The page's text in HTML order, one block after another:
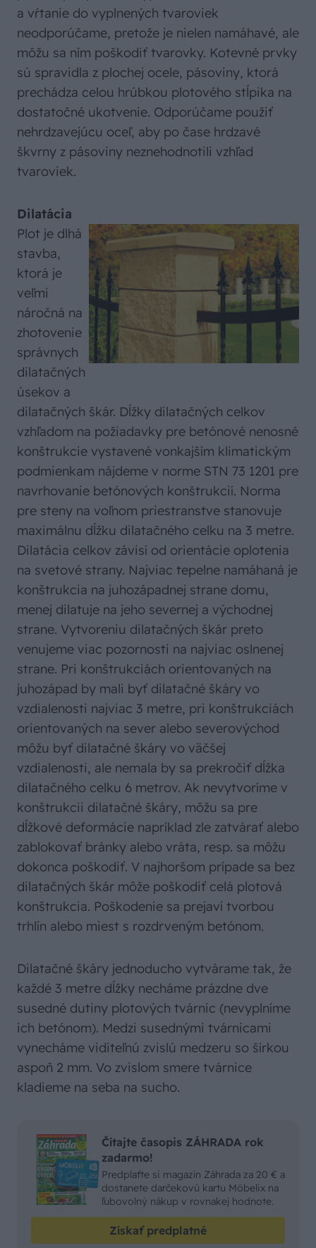
a vŕtanie do vyplnených tvaroviek
neodporúčame, pretože je nielen namáhavé, ale
môžu sa ním poškodiť tvarovky. Kotevné prvky
sú spravidla z plochej ocele, pásoviny, ktorá
prechádza celou hrúbkou plotového stĺpika na
dostatočné ukotvenie. Odporúčame použiť
nehrdzavejúcu oceľ, aby po čase hrdzavé
škvrny z pásoviny neznehodnotili vzhľad
tvaroviek.
Dilatácia
Plot je dlhá
stavba,
ktorá je
veľmi
náročná na
zhotovenie
správnych
dilatačných
úsekov a
dilatačných škár. Dĺžky dilatačných celkov
vzhľadom na požiadavky pre betónové nenosné
konštrukcie vystavené vonkajším klimatickým
podmienkam nájdeme v norme STN 73 1201 pre
navrhovanie betónových konštrukcií. Norma
pre steny na voľnom priestranstve stanovuje
maximálnu dĺžku dilatačného celku na 3 metre.
Dilatácia celkov závisí od orientácie oplotenia
na svetové strany. Najviac tepelne namáhaná je
konštrukcia na juhozápadnej strane domu,
menej dilatuje na jeho severnej a východnej
strane. Vytvoreniu dilatačných škár preto
venujeme viac pozornosti na najviac oslnenej
strane. Pri konštrukciách orientovaných na
juhozápad by mali byť dilatačné škáry vo
vzdialenosti najviac 3 metre, pri konštrukciách
orientovaných na sever alebo severovýchod
môžu byť dilatačné škáry vo väčšej
vzdialenosti, ale nemala by sa prekročiť dĺžka
dilatačného celku 6 metrov. Ak nevytvoríme v
konštrukcii dilatačné škáry, môžu sa pre
dĺžkové deformácie napríklad zle zatvárať alebo
zablokovať bránky alebo vráta, resp. sa môžu
dokonca poškodiť. V najhoršom prípade sa bez
dilatačných škár môže poškodiť celá plotová
konštrukcia. Poškodenie sa prejaví tvorbou
trhlín alebo miest s rozdrveným betónom.
Dilatačné škáry jednoducho vytvárame tak, že
každé 3 metre dĺžky necháme prázdne dve
susedné dutiny plotových tvárnic (nevyplníme
ich betónom). Medzi susednými tvárnicami
vynecháme viditeľnú zvislú medzeru so šírkou
aspoň 2 mm. Vo zvislom smere tvárnice
kladieme na seba na sucho.
Čítajte časopis ZÁHRADA rok
zadarmo!
Predplaťte si magazín Záhrada za 20 € a
dostanete darčekovú kartu Möbelix na
ľubovolný nákup v rovnakej hodnote.
Získať predplatné